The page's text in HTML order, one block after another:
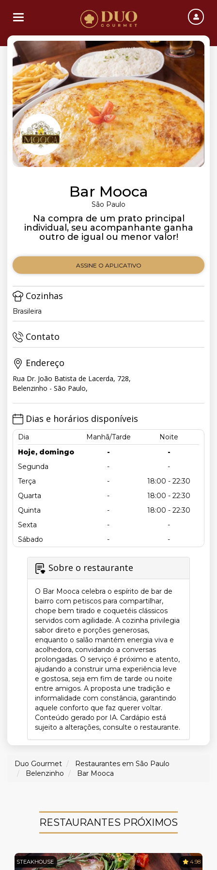
Toggle navigation
Bar Mooca
São Paulo
Na compra de um prato principal
individual, seu acompanhante ganha
outro de igual ou menor valor!
ASSINE O APLICATIVO
Cozinhas
Brasileira
Contato
Endereço
Rua Dr. João Batista de Lacerda, 728,
Belenzinho - São Paulo,
Dias e horários disponíveis
Dia Manhã/Tarde
Noite
Hoje, domingo
-
-
Segunda
-
-
Terça
-
18:00 - 22:30
Quarta
-
18:00 - 22:30
Quinta
-
18:00 - 22:30
Sexta
-
-
Sábado
- -
Sobre o restaurante
O Bar Mooca celebra o espírito de bar de
bairro com petiscos para compartilhar,
chope bem tirado e coquetéis clássicos
servidos com agilidade. A cozinha privilegia
sabor direto e porções generosas,
enquanto o salão mantém energia viva e
acolhedora, convidando a conversas
prolongadas. O serviço é próximo e atento,
ajudando a construir uma experiência leve
e gostosa, seja em fim de tarde ou noite
entre amigos. A proposta une tradição e
informalidade com constância, garantindo
aquele conforto que faz querer voltar.
Conteúdo gerado por IA. Cardápio está
sujeito a alterações, consulte o restaurante.
Duo Gourmet
Restaurantes em São Paulo
Belenzinho
Bar Mooca
RESTAURANTES PRÓXIMOS
STEAKHOUSE 4.98